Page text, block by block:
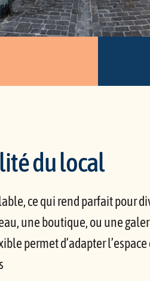
du local
ce qui rend parfait pour
une boutique, ou une
permet d’adapter